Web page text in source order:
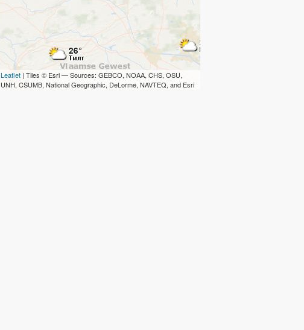
Leaflet | Tiles © Esri — Sources: GEBCO, NOAA, CHS, OSU,
UNH, CSUMB, National Geographic, DeLorme, NAVTEQ, and Esri